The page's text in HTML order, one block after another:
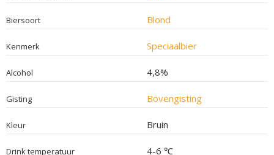
Biersoort Blond
Kenmerk Speciaalbier
Alcohol 4,8%
Gisting Bovengisting
Kleur Bruin
Drink temperatuur 4-6 ℃